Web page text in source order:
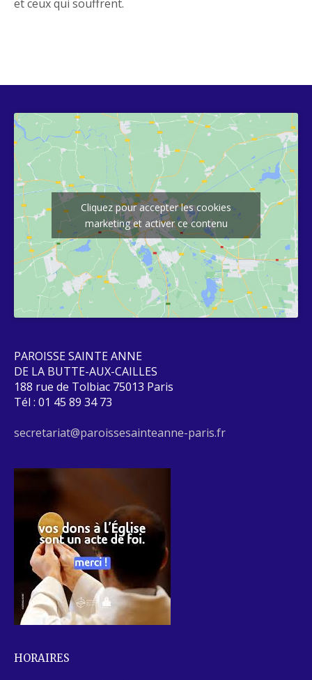
et ceux qui souffrent.
Cliquez pour accepter les cookies
marketing et activer ce contenu
PAROISSE SAINTE ANNE
DE LA BUTTE-AUX-CAILLES
188 rue de Tolbiac 75013 Paris
Tél : 01 45 89 34 73
secretariat@paroissesainteanne-paris.fr
HORAIRES